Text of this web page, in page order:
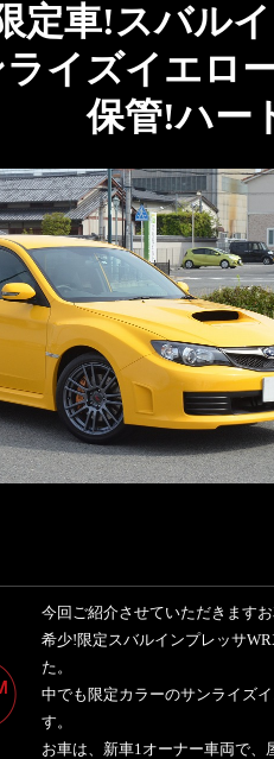
定車!スバル
ライズイエロ
保管!ハー
今回ご紹介させていただきます
希少!限定スバルインプレッサ
た。
中でも限定カラーのサンライズ
す。
お車は、新車1オーナー車両で